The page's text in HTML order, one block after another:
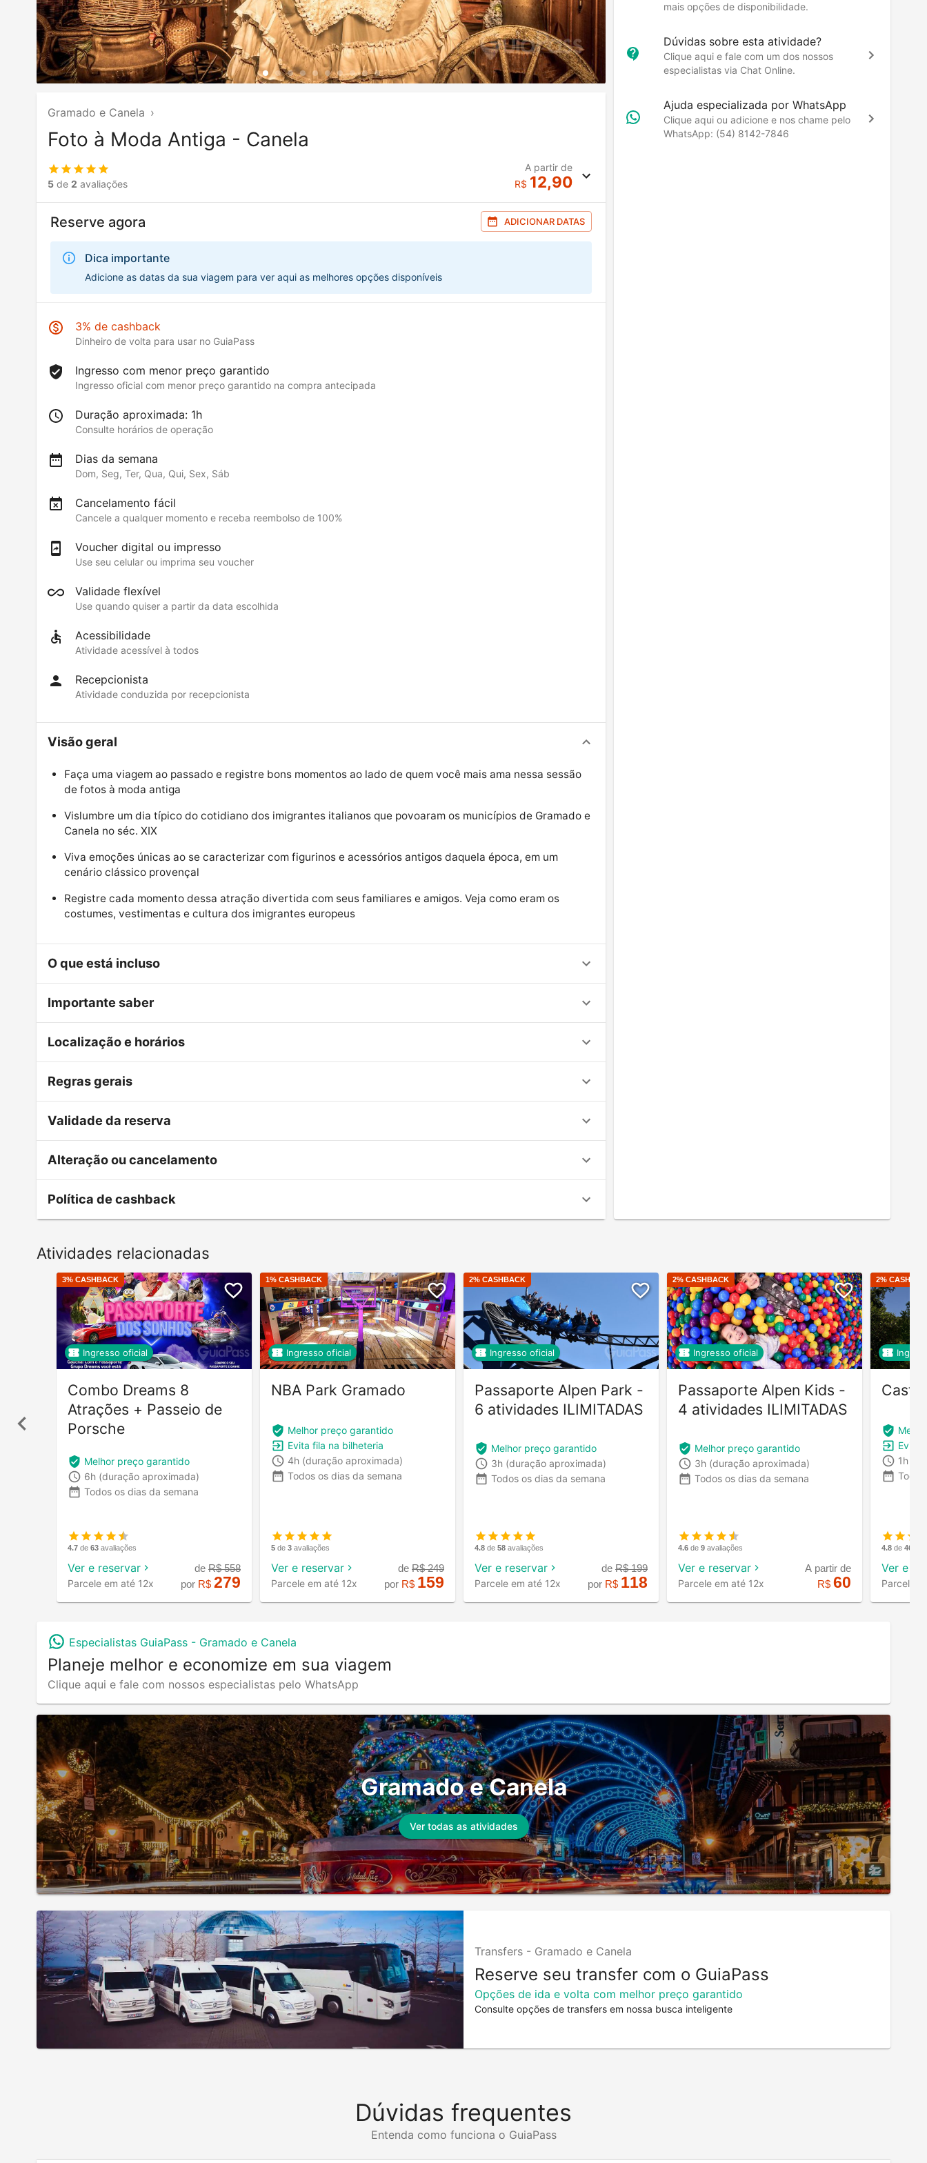
Gramado e Canela ›
Foto à Moda Antiga - Canela
5 de 2 avaliações
A partir de
R$ 12,90
Reserve agora ADICIONAR DATAS
Dica importante
Adicione as datas da sua viagem para ver aqui as melhores opções disponíveis
3% de cashback
Dinheiro de volta para usar no GuiaPass
Ingresso com menor preço garantido
Ingresso oficial com menor preço garantido na compra antecipada
Duração aproximada: 1h
Consulte horários de operação
Dias da semana
Dom, Seg, Ter, Qua, Qui, Sex, Sáb
Cancelamento fácil
Cancele a qualquer momento e receba reembolso de 100%
Voucher digital ou impresso
Use seu celular ou imprima seu voucher
Validade flexível
Use quando quiser a partir da data escolhida
Acessibilidade
Atividade acessível à todos
Recepcionista
Atividade conduzida por recepcionista
Visão geral
Faça uma viagem ao passado e registre bons momentos ao lado de quem você mais ama nessa sessão
de fotos à moda antiga
Vislumbre um dia típico do cotidiano dos imigrantes italianos que povoaram os municípios de Gramado e
Canela no séc. XIX
Viva emoções únicas ao se caracterizar com figurinos e acessórios antigos daquela época, em um
cenário clássico provençal
Registre cada momento dessa atração divertida com seus familiares e amigos. Veja como eram os
costumes, vestimentas e cultura dos imigrantes europeus
O que está incluso
Importante saber
Localização e horários
Regras gerais
Validade da reserva
Alteração ou cancelamento
Política de cashback
mais opções de disponibilidade.
Dúvidas sobre esta atividade?
Clique aqui e fale com um dos nossos
especialistas via Chat Online.
Ajuda especializada por WhatsApp
Clique aqui ou adicione e nos chame pelo
WhatsApp: (54) 8142-7846
Atividades relacionadas
3% CASHBACK
Ingresso oficial
Combo Dreams 8
Atrações + Passeio de
Porsche
Melhor preço garantido
6h (duração aproximada)
Todos os dias da semana
4.7 de 63 avaliações
Ver e reservar
Parcele em até 12x
de R$558
por R$ 279
1% CASHBACK
Ingresso oficial
NBA Park Gramado
Melhor preço garantido
Evita fila na bilheteria
4h (duração aproximada)
Todos os dias da semana
5 de 3 avaliações
Ver e reservar
Parcele em até 12x
de R$249
por R$ 159
2% CASHBACK
Ingresso oficial
Passaporte Alpen Park -
6 atividades ILIMITADAS
Melhor preço garantido
3h (duração aproximada)
Todos os dias da semana
4.8 de 58 avaliações
Ver e reservar
Parcele em até 12x
de R$199
por R$ 118
2% CASHBACK
Ingresso oficial
Passaporte Alpen Kids -
4 atividades ILIMITADAS
Melhor preço garantido
3h (duração aproximada)
Todos os dias da semana
4.6 de 9 avaliações
Ver e reservar
Parcele em até 12x
A partir de
R$ 60
2%
Evita
1h
4.8 de 46
Ver e
Parcele
Especialistas GuiaPass - Gramado e Canela
Planeje melhor e economize em sua viagem
Clique aqui e fale com nossos especialistas pelo WhatsApp
Gramado e Canela
Ver todas as atividades
Transfers - Gramado e Canela
Reserve seu transfer com o GuiaPass
Opções de ida e volta com melhor preço garantido
Consulte opções de transfers em nossa busca inteligente
Dúvidas frequentes
Entenda como funciona o GuiaPass